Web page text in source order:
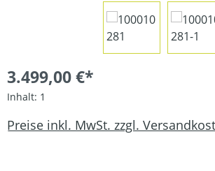
3.499,00 €*
Inhalt: 1
Preise inkl. MwSt. zzgl.